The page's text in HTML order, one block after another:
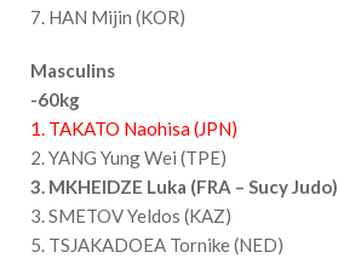
7. HAN Mijin (KOR)
Masculins
-60kg
1. TAKATO Naohisa (JPN)
2. YANG Yung Wei (TPE)
3. MKHEIDZE Luka (FRA – Sucy Judo)
3. SMETOV Yeldos (KAZ)
5. TSJAKADOEA Tornike (NED)